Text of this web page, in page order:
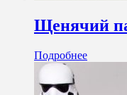
Щенячий
Подробнее